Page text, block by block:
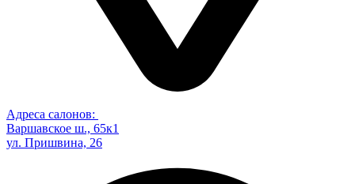
Адреса салонов:
Варшавское ш., 65к1
ул. Пришвина, 26